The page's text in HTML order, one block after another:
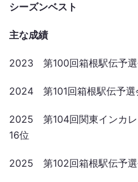
シーズンベスト
主な成績
2023 第100回箱根駅伝予
2024 第101回箱根駅伝予
2025 第104回関東インカ
16位
2025 第102回箱根駅伝予